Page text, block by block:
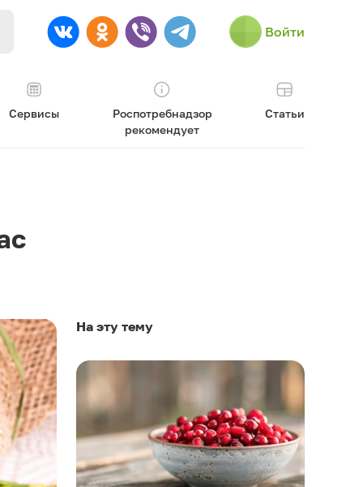
Войти
Сервисы
Роспотребнадзор
рекомендует
Статьи
На эту тему